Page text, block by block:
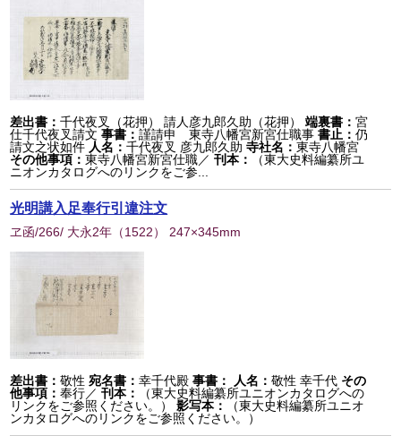
差出書：千代夜叉（花押） 請人彦九郎久助（花押） 端裏書：宮
仕千代夜叉請文 事書：謹請申 東寺八幡宮新宮仕職事書止：仍
請文之状如件 人名：千代夜叉 彦九郎久助 寺社名：東寺八幡宮
その他事項：東寺八幡宮新宮仕職／刊本：
（東大史料編纂所ユ
ニオンカタログへのリンクをご参...
光明講入足奉行引違注文
ヱ函/266/ 大永2年 （1522） 247×345mm
差出書：敬性 宛名書：幸千代殿 事書： 人名：敬性 幸千代 その
他事項：奉行／刊本：
（東大史料編纂所ユニオンカタログへの
リンクをご参照ください。）
影写本：
（東大史料編纂所ユニオ
ンカタログへのリンクをご参照ください。）